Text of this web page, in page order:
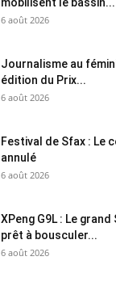
mobilisent le bassin...
6 août 2026
Journalisme au
édition du Prix...
6 août 2026
Festival de Sfax : Le
annulé
6 août 2026
XPeng G9L : Le
prêt à bousculer...
6 août 2026